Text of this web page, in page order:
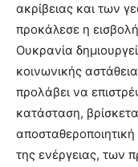
ακρίβειας και των
προκάλεσε η
Ουκρανία
κοινωνικής
προλάβει να
κατάσταση,
αποσταθεροποιητική
της ενέργειας, των